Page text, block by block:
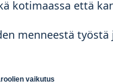
kotimaassa että
menneestä
vaikutus